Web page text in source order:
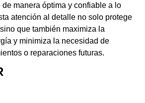
manera óptima y confiable a lo
atención al detalle no solo protege
que también maximiza la
y minimiza la necesidad de
o reparaciones futuras.